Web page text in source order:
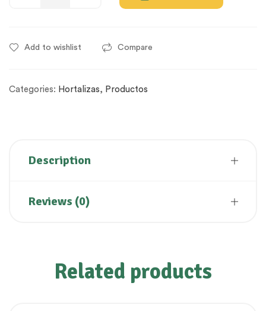
Add to wishlist Compare
Categories: Hortalizas, Productos
Description
Reviews (0)
Related products